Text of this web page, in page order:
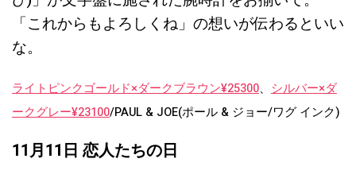
「これからもよろしくね」の想いが伝わるといい
な。
ライトピンクゴールド×ダークブラウン¥25300、 シルバー×ダ
ークグレー¥23100/PAUL & JOE(ポール & ジョー/ワグ インク)
11月11日 恋人たちの日